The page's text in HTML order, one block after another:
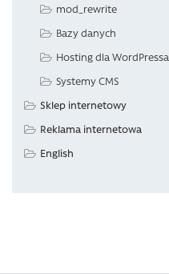
mod_rewrite
Bazy danych
Hosting dla WordPressa
Systemy CMS
Sklep internetowy
Reklama internetowa
English